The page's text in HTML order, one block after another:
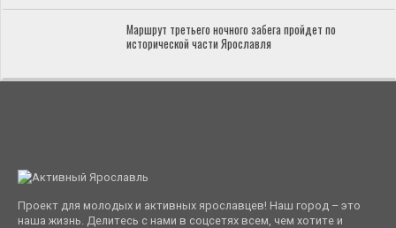
Маршрут третьего ночного забега пройдет по
исторической части Ярославля
Проект для молодых и активных ярославцев! Наш город – это
наша жизнь. Делитесь с нами в соцсетях всем, чем хотите и